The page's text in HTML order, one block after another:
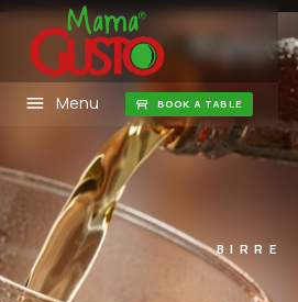
Menu BOOK A TABLE
BIRRE